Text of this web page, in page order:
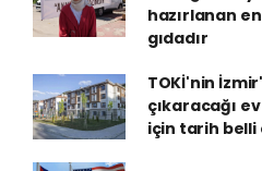
hazırlanan
gıdadır
TOKİ'nin
çıkaracağı
için tarih belli